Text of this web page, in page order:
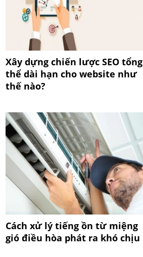
Xây dựng chiến lược SEO tổng
thể dài hạn cho website như
thế nào?
Cách xử lý tiếng ồn từ miệng
gió điều hòa phát ra khó chịu